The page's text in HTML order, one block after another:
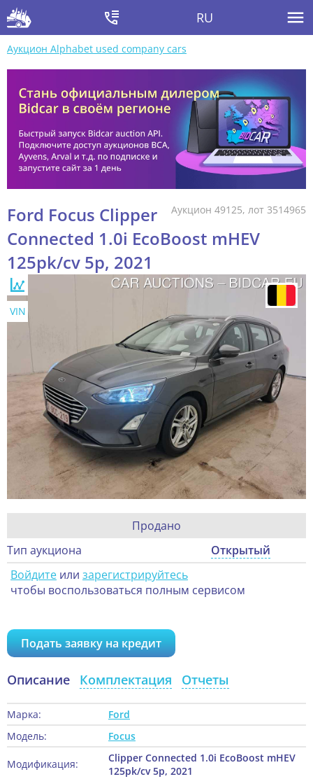
RU
Аукцион Alphabet used company cars
Аукцион 49125, лот 3514965
Ford Focus Clipper
Connected 1.0i EcoBoost mHEV
125pk/cv 5p, 2021
VIN
Продано
Тип аукциона
Открытый
Войдите или зарегистрируйтесь
чтобы воспользоваться полным сервисом
Подать заявку на кредит
Описание Комплектация Отчеты
Марка:
Ford
Модель:
Focus
Модификация:
Clipper Connected 1.0i EcoBoost mHEV
125pk/cv 5p, 2021